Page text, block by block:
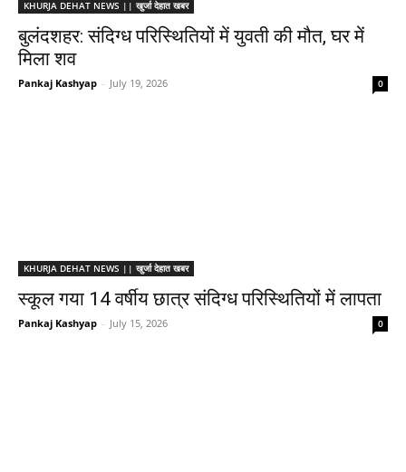
KHURJA DEHAT NEWS || खुर्जा देहात खबर
बुलंदशहर: संदिग्ध परिस्थितियों में युवती की मौत, घर में
मिला शव
Pankaj Kashyap - July 19, 2026 0
KHURJA DEHAT NEWS || खुर्जा देहात खबर
स्कूल गया 14 वर्षीय छात्र संदिग्ध परिस्थितियों में लापता
Pankaj Kashyap - July 15, 2026 0